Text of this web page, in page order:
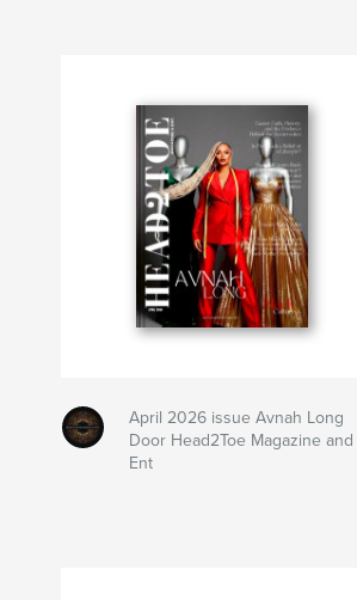
April 2026 issue Avnah Long
Door Head2Toe Magazine and
Ent